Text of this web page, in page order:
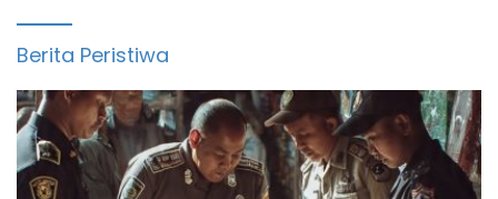
Berita Peristiwa